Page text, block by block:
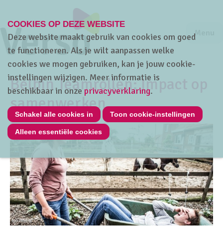
Jump
Menu
Belbin Teamrollen: Impact op
samenwerken
COOKIES OP DEZE WEBSITE
Deze website maakt gebruik van cookies om goed
te functioneren. Als je wilt aanpassen welke
cookies we mogen gebruiken, kan je jouw cookie-
instellingen wijzigen. Meer informatie is
beschikbaar in onzeprivacyverklaring.
Schakel alle cookies in Toon cookie-instellingen
Alleen essentiële cookies